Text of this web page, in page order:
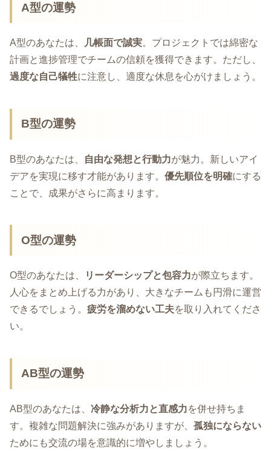
A型の運勢
A型のあなたは、 几帳面で誠実。プロジェクトでは綿密な
計画と進捗管理でチームの信頼を獲得できます。ただし、
過度な自己犠牲に注意し、適度な休息を心がけましょう。
B型の運勢
B型のあなたは、 自由な発想と行動力が魅力。新しいアイ
デアを実現に移す才能があります。 優先順位を明確にする
ことで、成果がさらに高まります。
O型の運勢
O型のあなたは、 リーダーシップと包容力が際立ちます。
人心をまとめ上げる力があり、大きなチームも円滑に運営
できるでしょう。 疲労を溜めない工夫を取り入れてくださ
い。
AB型の運勢
AB型のあなたは、 冷静な分析力と直感力を併せ持ちま
す。複雑な問題解決に強みがありますが、 孤独にならない
ためにも交流の場を意識的に増やしましょう。